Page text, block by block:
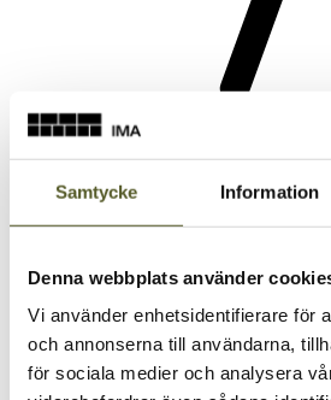
Samtycke Information
Denna webbplats använder
Vi använder enhetsidentifierare för
och annonserna till användarna,
för sociala medier och analysera
Garderobsinredning